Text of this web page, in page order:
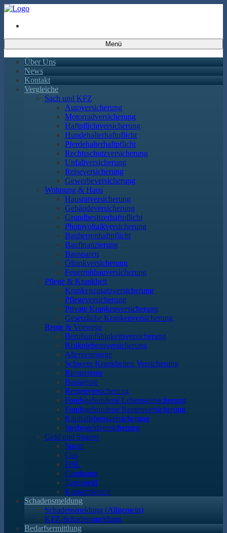
Menü
Über Uns
News
Kontakt
Vergleiche
Sach und KFZ
Autoversicherung
Motorradversicherung
Haftpflichtversicherung
Hundehalterhaftpflicht
Pferdehalterhaftpflicht
Rechtsschutzversicherung
Unfallversicherung
Reiseversicherung
Gewerbeversicherung
Wohnung & Haus
Hausratversicherung
Gebäudeversicherung
Grundbesitzerhaftpflicht
Photovoltaikversicherung
Bauherrenhaftpflicht
Baufinanzierung
Bausparen
Öltankversicherung
Feuerrohbauversicherung
Pflege & Krankheit
Krankenzusatzversicherung
Pflegeversicherung
Private Krankenversicherung
Gesetzliche Krankenversicherung
Rente & Vorsorge
Berufs­unfähigkeitsversicherung
Risikolebensversicherung
Altersvorsorge
Schwere Krankheiten Versicherung
Riesterrente
Basisrente
Rentenversicherung
Fondsgebundene Lebensversicherung
Fondsgebundene Rentenversicherung
Kapitallebensversicherung
Sterbegeldversicherung
Geld und Sparen
Strom
Gas
DSL
Girokonto
Tagesgeld
Konsumkredit
Schadensmeldung
Schadensmeldung (Allgemein)
KFZ-Schadensmeldung
Bedarfsermittlung